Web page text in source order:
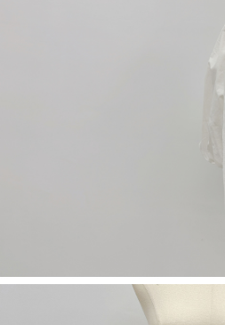
恩沛科技股份有限公司將有權停止該用戶